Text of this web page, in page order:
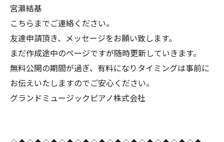
宮瀬結基
こちらまでご連絡ください。
友達申請頂き、メッセージをお願い致します。
まだ作成途中のページですが随時更新していきます。
無料公開の期間が過ぎ、有料になりタイミングは事前に
お伝えいたしますのでご安心ください。
グランドミュージックピアノ株式会社